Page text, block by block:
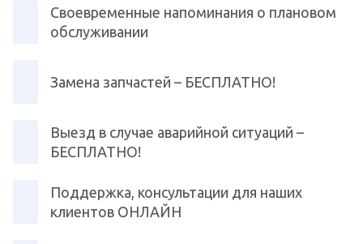
Своевременные напоминания о плановом
обслуживании
Замена запчастей – БЕСПЛАТНО!
Выезд в случае аварийной ситуаций –
БЕСПЛАТНО!
Поддержка, консультации для наших
клиентов ОНЛАЙН